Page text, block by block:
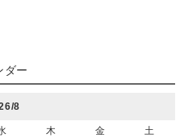
ダー
8
木 金 土